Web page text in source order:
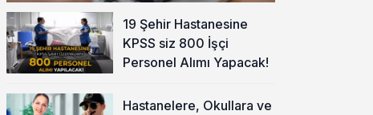
19 Şehir Hastanesine
KPSS siz 800 İşçi
Personel Alımı Yapacak!
Hastanelere, Okullara ve